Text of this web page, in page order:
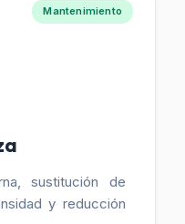
Mantenimiento
sustitución de
y reducción